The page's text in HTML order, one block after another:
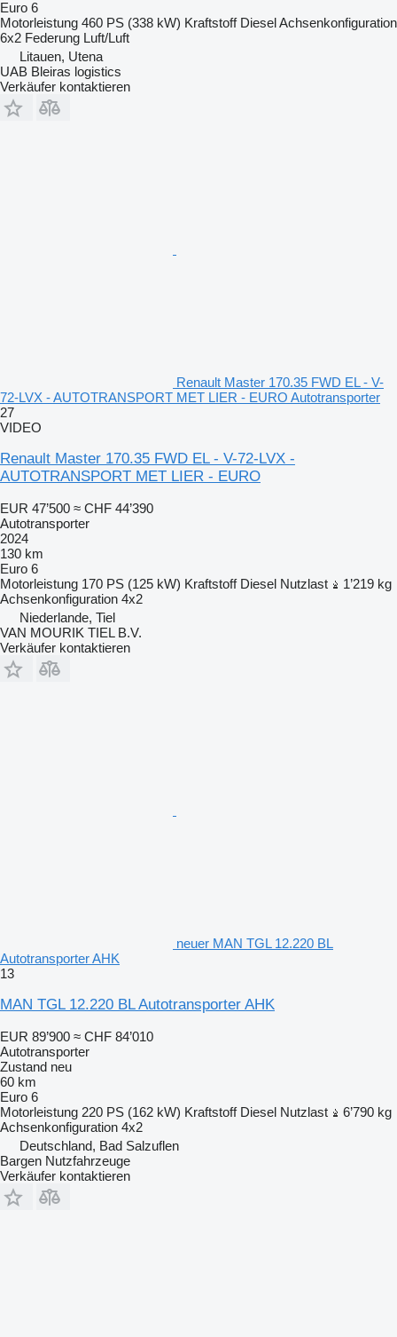
Euro 6
Motorleistung 460 PS (338 kW) Kraftstoff DieselAchsenkonfiguration
6x2 Federung Luft/Luft
Litauen, Utena
UAB Bleiras logistics
Verkäufer kontaktieren
Renault Master 170.35 FWD EL - V-
72-LVX - AUTOTRANSPORT MET LIER - EURO Autotransporter
27
VIDEO
Renault Master 170.35 FWD EL - V-72-LVX -
AUTOTRANSPORT MET LIER - EURO
EUR 47’500 ≈ CHF 44’390
Autotransporter
2024
130 km
Euro 6
Motorleistung 170 PS (125 kW) Kraftstoff Diesel Nutzlast
1’219 kg
Achsenkonfiguration 4x2
Niederlande, Tiel
VAN MOURIK TIEL B.V.
Verkäufer kontaktieren
neuer MAN TGL 12.220 BL
Autotransporter AHK
13
MAN TGL 12.220 BL Autotransporter AHK
EUR 89’900 ≈ CHF 84’010
Autotransporter
Zustand neu
60 km
Euro 6
Motorleistung 220 PS (162 kW) Kraftstoff Diesel Nutzlast
6’790 kg
Achsenkonfiguration 4x2
Deutschland, Bad Salzuflen
Bargen Nutzfahrzeuge
Verkäufer kontaktieren